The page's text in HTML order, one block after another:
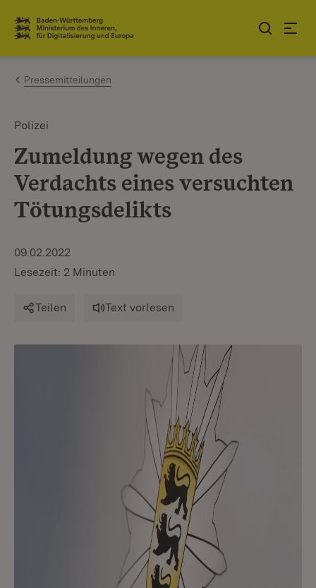
Zum Inhalt springen
Link zur Startseite
Pressemitteilungen
Polizei
Zumeldung wegen des
Verdachts eines versuchten
Tötungsdelikts
09.02.2022
Lesezeit: 2 Minuten
Teilen Text vorlesen